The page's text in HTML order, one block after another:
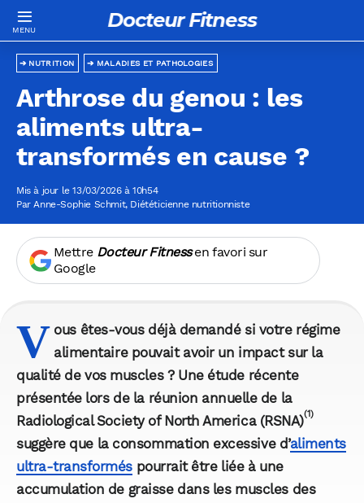
Docteur Fitness
MALADIES ET PATHOLOGIES
NUTRITION
Arthrose du genou : les
aliments ultra-
transformés en cause ?
Mis à jour le 13/03/2026 à 10h54
ParAnne-Sophie Schmit, Diététicienne nutritionniste
Mettre Docteur Fitnessen favori sur
Google
V ous êtes-vous déjà demandé si votre régime
alimentaire pouvait avoir un impact sur la
qualité de vos muscles ? Une étude récente
présentée lors de la réunion annuelle de la
Radiological Society of North America (RSNA)(1)
suggère que la consommation excessive d’aliments
ultra-transforméspourrait être liée à une
accumulation de graisse dans les muscles des